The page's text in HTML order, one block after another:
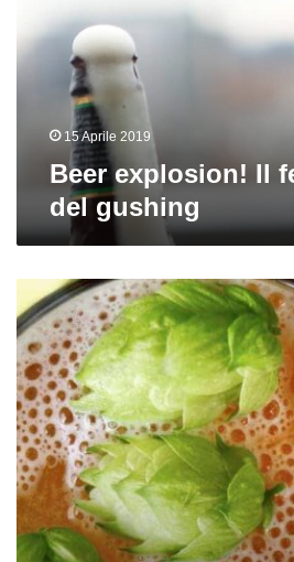
gushing
15 Aprile 2019
Beer explosion! Il
del gushing
fascino
del
dry
hopping
tra
eccessi
e
consapevolezza